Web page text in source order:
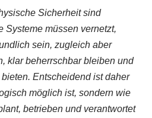
Sicherheit sind
Systeme müssen vernetzt,
sein, zugleich aber
klar beherrschbar bleiben und
Entscheidend ist daher
möglich ist, sondern wie
betrieben und verantwortet